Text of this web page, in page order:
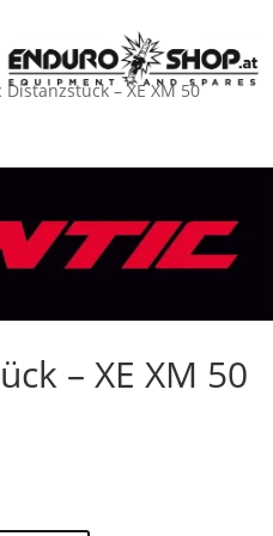
Distanzstück – XE XM 50
– XE XM 50